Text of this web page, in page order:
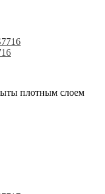
плотным слоем